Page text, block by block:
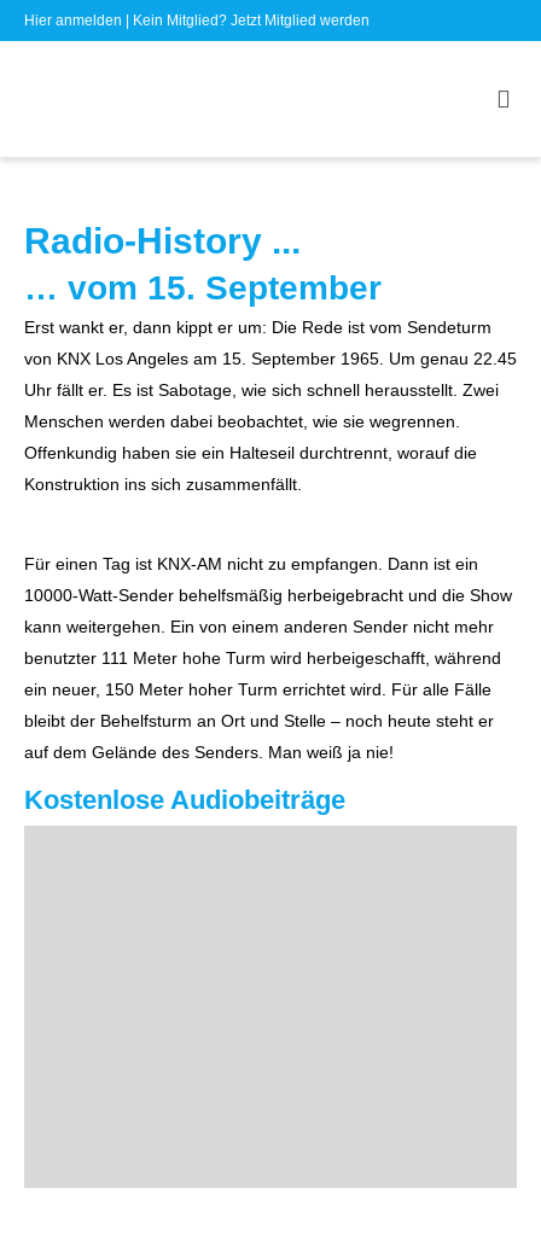
Hier anmelden | Kein Mitglied? Jetzt Mitglied werden
Radio-History ...
… vom 15. September
Erst wankt er, dann kippt er um: Die Rede ist vom Sendeturm
von KNX Los Angeles am 15. September 1965. Um genau 22.45
Uhr fällt er. Es ist Sabotage, wie sich schnell herausstellt. Zwei
Menschen werden dabei beobachtet, wie sie wegrennen.
Offenkundig haben sie ein Halteseil durchtrennt, worauf die
Konstruktion ins sich zusammenfällt.
Für einen Tag ist KNX-AM nicht zu empfangen. Dann ist ein
10000-Watt-Sender behelfsmäßig herbeigebracht und die Show
kann weitergehen. Ein von einem anderen Sender nicht mehr
benutzter 111 Meter hohe Turm wird herbeigeschafft, während
ein neuer, 150 Meter hoher Turm errichtet wird. Für alle Fälle
bleibt der Behelfsturm an Ort und Stelle – noch heute steht er
auf dem Gelände des Senders. Man weiß ja nie!
Kostenlose Audiobeiträge